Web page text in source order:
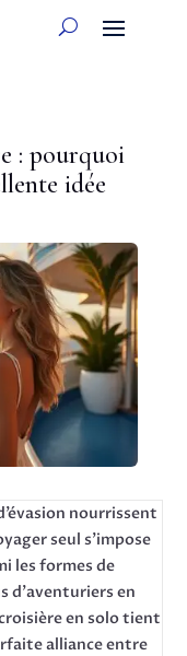
: pourquoi
idée
nourrissent
seul s’impose
les formes de
d’aventuriers en
en solo tient
alliance entre